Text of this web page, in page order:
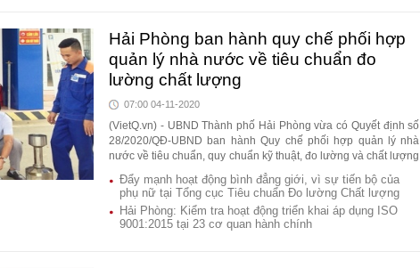
Hải Phòng ban hành quy chế phối hợp
quản lý nhà nước về tiêu chuẩn đo
lường chất lượng
07:00 04-11-2020
(VietQ.vn) - UBND Thành phố Hải Phòng vừa có Quyết định số
28/2020/QĐ-UBND ban hành Quy chế phối hợp quản lý nhà
nước về tiêu chuẩn, quy chuẩn kỹ thuật, đo lường và chất lượng
sản phẩm, hàng hóa trên địa bàn thành phố.
Đẩy mạnh hoạt động bình đẳng giới, vì sự tiến bộ của
phụ nữ tại Tổng cục Tiêu chuẩn Đo lường Chất lượng
Hải Phòng: Kiểm tra hoạt động triển khai áp dụng ISO
9001:2015 tại 23 cơ quan hành chính